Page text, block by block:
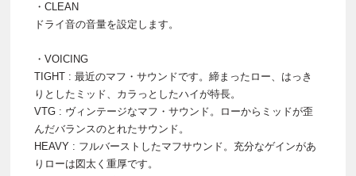
・CLEAN
ドライ音の音量を設定します。
・VOICING
TIGHT : 最近のマフ・サウンドです。締まったロー、はっき
りとしたミッド、カラっとしたハイが特長。
VTG : ヴィンテージなマフ・サウンド。ローからミッドが歪
んだバランスのとれたサウンド。
HEAVY : フルバーストしたマフサウンド。充分なゲインがあ
りローは図太く重厚です。